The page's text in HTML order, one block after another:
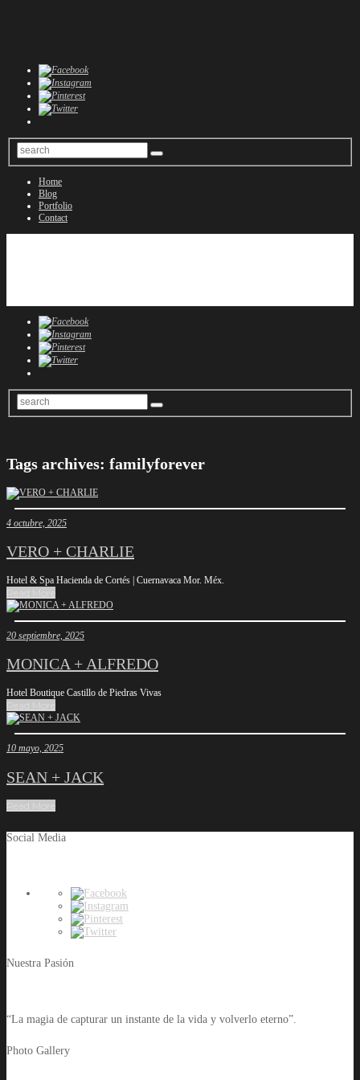
Home
Blog
Portfolio
Contact
Tags archives: familyforever
4 octubre, 2025
VERO + CHARLIE
Hotel & Spa Hacienda de Cortés | Cuernavaca Mor. Méx.
20 septiembre, 2025
MONICA + ALFREDO
Hotel Boutique Castillo de Piedras Vivas
10 mayo, 2025
SEAN + JACK
Social Media
Nuestra Pasión
“La magia de capturar un instante de la vida y volverlo eterno”.
Photo Gallery